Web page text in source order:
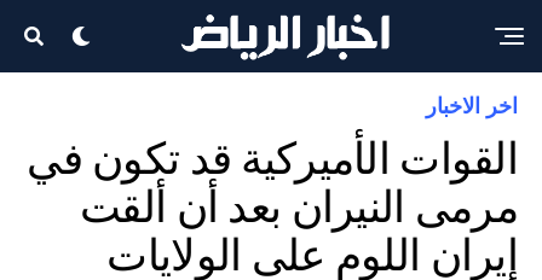
اخر الاخبار
القوات الأميركية قد تكون في
مرمى النيران بعد أن ألقت
إيران اللوم على الولايات